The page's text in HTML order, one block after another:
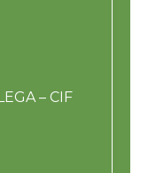
– CIF